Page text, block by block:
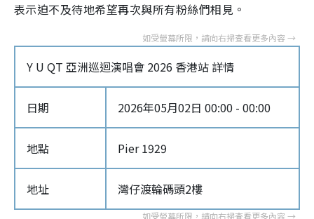
表示迫不及待地希望再次與所有粉絲們相見。
Y U QT 亞洲巡迴演唱會 2026 香港站 詳情
日期 2026年05月02日 00:00 - 00:00
地點 Pier 1929
地址 灣仔渡輪碼頭2樓